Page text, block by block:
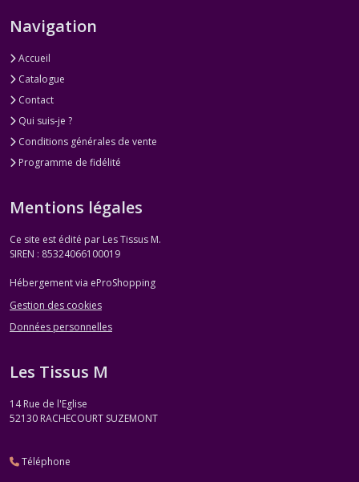
Navigation
Accueil
Catalogue
Contact
Qui suis-je ?
Conditions générales de vente
Programme de fidélité
Mentions légales
Ce site est édité par Les Tissus M.
SIREN : 85324066100019
Hébergement via eProShopping
Gestion des cookies
Données personnelles
Les Tissus M
14 Rue de l'Eglise
52130 RACHECOURT SUZEMONT
Téléphone